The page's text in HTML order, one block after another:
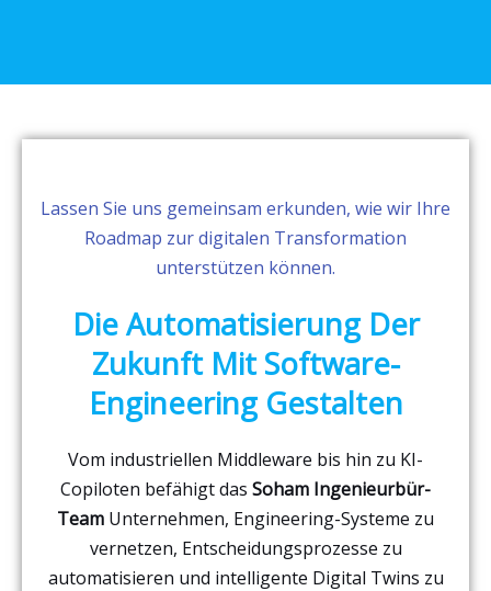
Lassen Sie uns gemeinsam erkunden, wie wir Ihre
Roadmap zur digitalen Transformation
unterstützen können.
Die Automatisierung Der
Zukunft Mit Software-
Engineering Gestalten
Vom industriellen Middleware bis hin zu KI-
Copiloten befähigt das Soham Ingenieurbür-
Team Unternehmen, Engineering-Systeme zu
vernetzen, Entscheidungsprozesse zu
automatisieren und intelligente Digital Twins zu